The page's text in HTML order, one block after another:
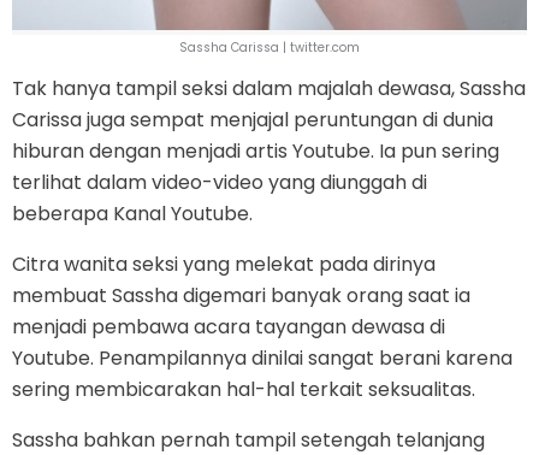
Sassha Carissa | twitter.com
Tak hanya tampil seksi dalam majalah dewasa, Sassha
Carissa juga sempat menjajal peruntungan di dunia
hiburan dengan menjadi artis Youtube. Ia pun sering
terlihat dalam video-video yang diunggah di
beberapa Kanal Youtube.
Citra wanita seksi yang melekat pada dirinya
membuat Sassha digemari banyak orang saat ia
menjadi pembawa acara tayangan dewasa di
Youtube. Penampilannya dinilai sangat berani karena
sering membicarakan hal-hal terkait seksualitas.
Sassha bahkan pernah tampil setengah telanjang